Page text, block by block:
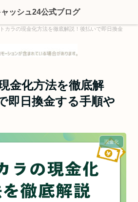
カラの現金化方法を徹底解説！後払いで即日換金
金化方法を徹底解
即日換金する手順や
現金化
ッシュ24公式ブログ